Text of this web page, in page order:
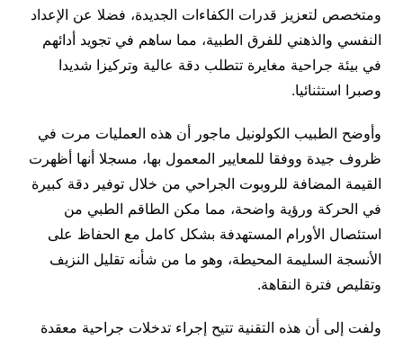
ومتخصص لتعزيز قدرات الكفاءات الجديدة، فضلا عن الإعداد
النفسي والذهني للفرق الطبية، مما ساهم في تجويد أدائهم
في بيئة جراحية مغايرة تتطلب دقة عالية وتركيزا شديدا
وصبرا استثنائيا.
وأوضح الطبيب الكولونيل ماجور أن هذه العمليات مرت في
ظروف جيدة ووفقا للمعايير المعمول بها، مسجلا أنها أظهرت
القيمة المضافة للروبوت الجراحي من خلال توفير دقة كبيرة
في الحركة ورؤية واضحة، مما مكن الطاقم الطبي من
استئصال الأورام المستهدفة بشكل كامل مع الحفاظ على
الأنسجة السليمة المحيطة، وهو ما من شأنه تقليل النزيف
وتقليص فترة النقاهة.
ولفت إلى أن هذه التقنية تتيح إجراء تدخلات جراحية معقدة